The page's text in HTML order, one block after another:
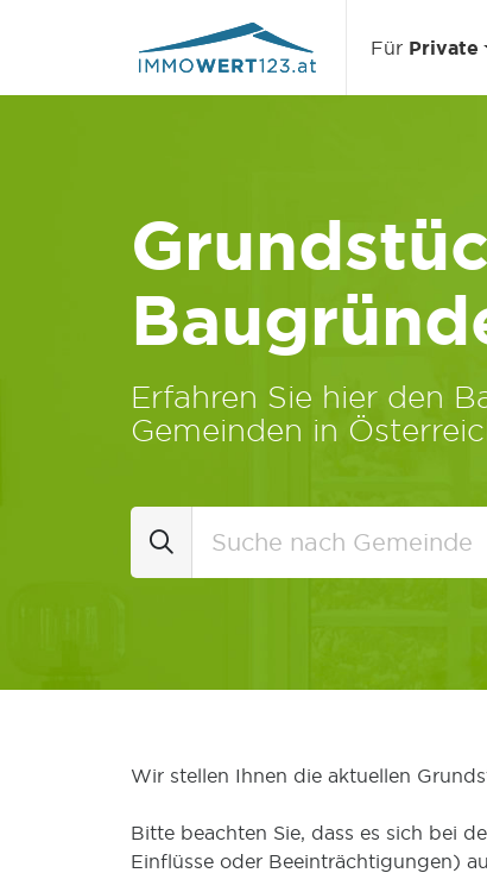
Für Private
Erfahren Sie hier den
Gemeinden in
Wir stellen Ihnen die aktuellen
Bitte beachten Sie, dass es sich bei
Einflüsse oder Beeinträchtigungen)